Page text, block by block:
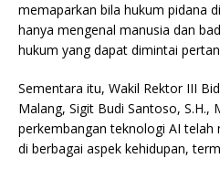
memaparkan bila hukum pidana
hanya mengenal manusia dan
hukum yang dapat dimintai
Sementara itu, Wakil Rektor III
Malang, Sigit Budi Santoso, S.H.,
perkembangan teknologi AI
di berbagai aspek kehidupan,